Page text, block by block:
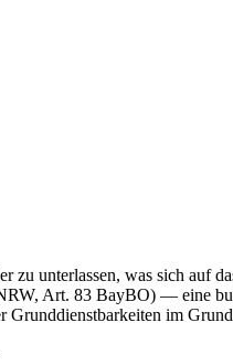
zu unterlassen, was sich auf
Art. 83 BayBO) — eine
Grunddienstbarkeiten im